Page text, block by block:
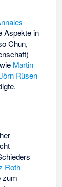
Aspekte in
Chun,
)
Martin
Jörn Rüsen
Roth
zum